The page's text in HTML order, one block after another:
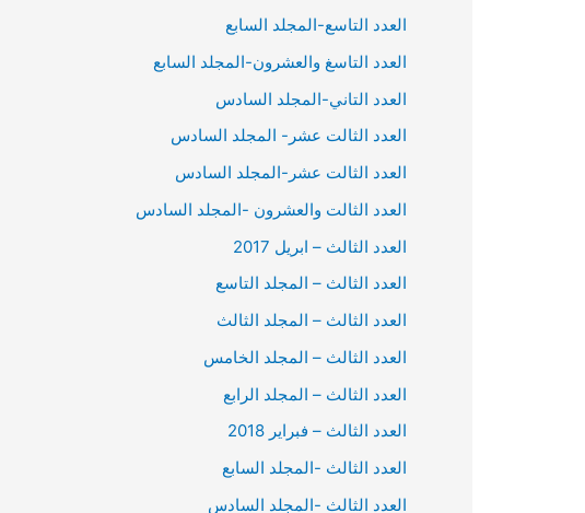
العدد التاسع-المجلد السابع
العدد التاسغ والعشرون-المجلد السابع
العدد التاني-المجلد السادس
العدد الثالت عشر- المجلد السادس
العدد الثالت عشر-المجلد السادس
العدد الثالت والعشرون -المجلد السادس
العدد الثالث – ابريل 2017
العدد الثالث – المجلد التاسع
العدد الثالث – المجلد الثالث
العدد الثالث – المجلد الخامس
العدد الثالث – المجلد الرابع
العدد الثالث – فبراير 2018
العدد الثالث -المجلد السابع
العدد الثالث -المجلد السادس